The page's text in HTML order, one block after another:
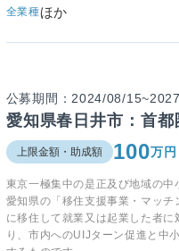
全業種ほか
公募期間：2024/08/
愛知県春日井市：首
上限金額・助成額 100万円
東京一極集中の是正及び地域の中
愛知県の「移住支援事業・マッ
に移住して就業又は起業した者
り、市内へのUIJターン促進と中